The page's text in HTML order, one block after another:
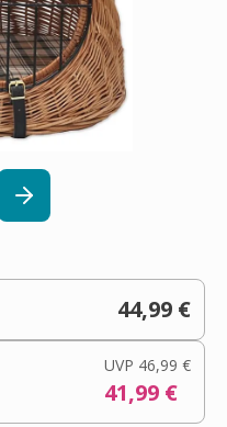
44,99 €
UVP 46,99 €
41,99 €